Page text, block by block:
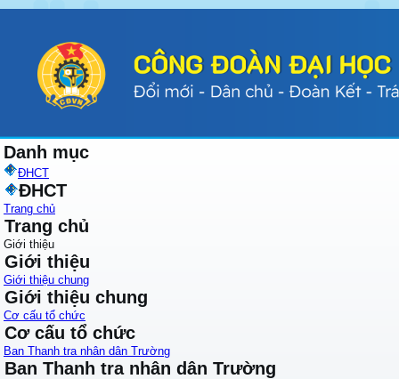
Danh mục
ĐHCT
ĐHCT
Trang chủ
Trang chủ
Giới thiệu
Giới thiệu
Giới thiệu chung
Giới thiệu chung
Cơ cấu tổ chức
Cơ cấu tổ chức
Ban Thanh tra nhân dân Trường
Ban Thanh tra nhân dân Trường